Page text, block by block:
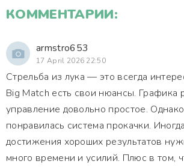
КОММЕНТАРИИ:
armstro653
17 April 2026 22:50
Стрельба из лука — это всегда
Big Match есть свои нюансы. Графика
управление довольно простое.
понравилась система прокачки.
достижения хороших результатов
много времени и усилий. Плюс в том,